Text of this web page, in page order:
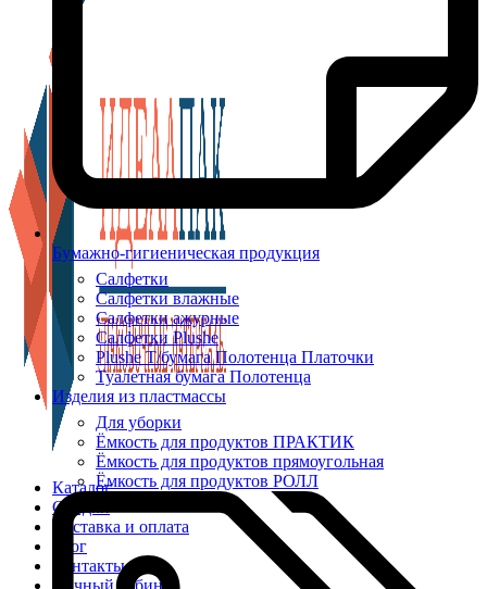
Каталог
Скидки
Доставка и оплата
Блог
Контакты
Личный кабинет
Бумажно-гигиеническая продукция
Салфетки
Салфетки влажные
Салфетки ажурные
Салфетки Plushe
Plushe Т/бумага Полотенца Платочки
Туалетная бумага Полотенца
Изделия из пластмассы
Для уборки
Ёмкость для продуктов ПРАКТИК
Ёмкость для продуктов прямоугольная
Ёмкость для продуктов РОЛЛ